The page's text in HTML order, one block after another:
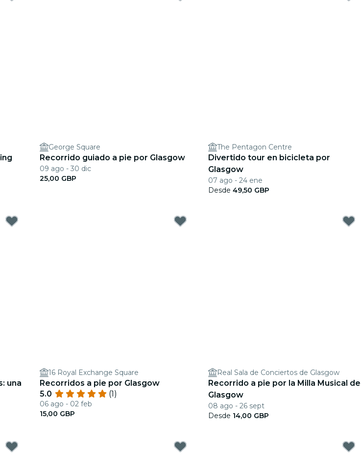
George Square
Recorrido guiado a pie por Glasgow
09 ago - 30 dic
25,00 GBP
The Pentagon Centre
Divertido tour en bicicleta por
Glasgow
07 ago - 24 ene
Desde 49,50 GBP
una
16 Royal Exchange Square
Recorridos a pie por Glasgow
5.0
(1)
06 ago - 02 feb
15,00 GBP
Real Sala de Conciertos de Glasgow
Recorrido a pie por la Milla Musical de
Glasgow
08 ago - 26 sept
Desde 14,00 GBP